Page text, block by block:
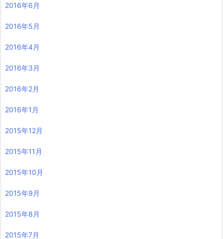
2016年6月
2016年5月
2016年4月
2016年3月
2016年2月
2016年1月
2015年12月
2015年11月
2015年10月
2015年9月
2015年8月
2015年7月